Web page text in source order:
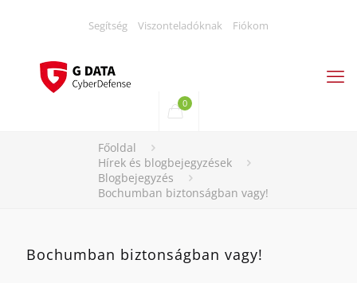
Segítség Viszonteladóknak Fiókom
0
Főoldal
Hírek és blogbejegyzések
Blogbejegyzés
Bochumban biztonságban vagy!
Bochumban biztonságban vagy!